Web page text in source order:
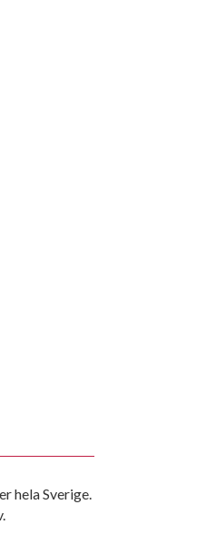
hela Sverige.